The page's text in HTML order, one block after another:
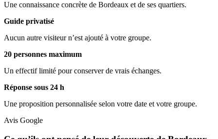
20 personnes maximum
Un effectif limité pour conserver de vrais échanges.
Réponse sous 24 h
Une proposition personnalisée selon votre date et votre groupe.
Avis Google
Ce qu’ils ont pensé de leur découverte de Bordeaux
Des retours publiés après des activités accompagnées par Bordeaux
Visite.
★★★★★